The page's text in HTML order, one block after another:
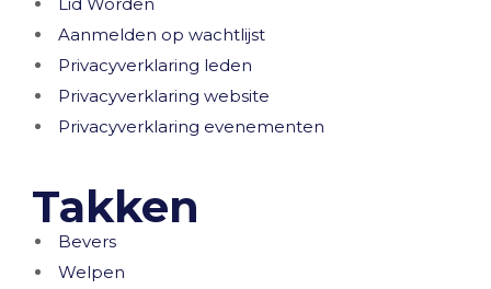
Aanmelden op wachtlijst
Privacyverklaring leden
Privacyverklaring website
Privacyverklaring evenementen
Takken
Bevers
Welpen